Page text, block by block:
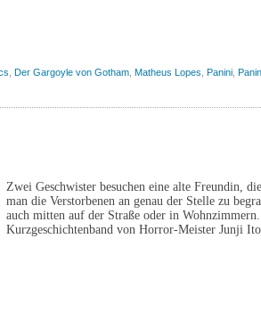
Der Gargoyle von Gotham Matheus Lopes Panini
Zwei Geschwister besuchen eine alte Freundin,
man die Verstorbenen an genau der Stelle zu
auch mitten auf der Straße oder in
Kurzgeschichtenband von Horror-Meister Junji